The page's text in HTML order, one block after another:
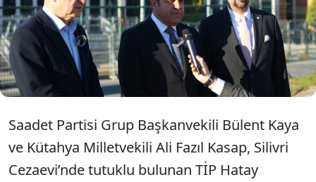
ediyoruz ki bu süreç bir an önce olumlu bir
şekilde sona ersin ve Türkiye'nin bir hukuk
devletine doğru gittiği bir sürecin başlangıcı
olsun" dedi.
Saadet Partisi Grup Başkanvekili Bülent Kaya
ve Kütahya Milletvekili Ali Fazıl Kasap, Silivri
Cezaevi’nde tutuklu bulunan TİP Hatay